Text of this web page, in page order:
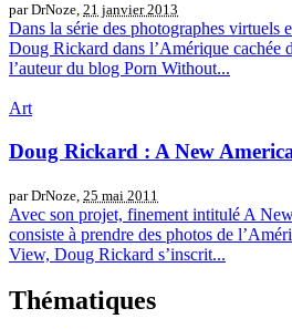
par DrNoze, 21 janvier 2013
Dans la série des photographes virtuels
Doug Rickard dans l’Amérique cachée
l’auteur du blog Porn Without...
Art
Doug Rickard : A New
par DrNoze, 25 mai 2011
Avec son projet, finement intitulé A
consiste à prendre des photos de
View, Doug Rickard s’inscrit...
Thématiques